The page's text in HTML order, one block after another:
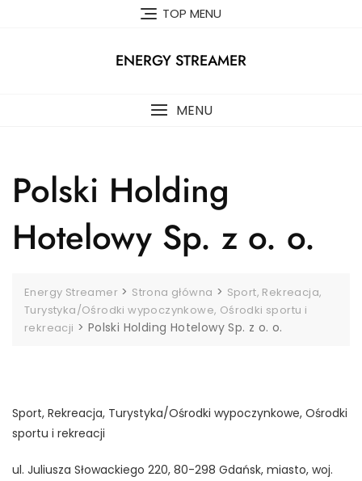
TOP MENU
ENERGY STREAMER
MENU
Polski Holding
Hotelowy Sp. z o. o.
Energy Streamer > Strona główna > Sport, Rekreacja,
Turystyka/Ośrodki wypoczynkowe, Ośrodki sportu i
rekreacji > Polski Holding Hotelowy Sp. z o. o.
Sport, Rekreacja, Turystyka/Ośrodki wypoczynkowe, Ośrodki
sportu i rekreacji
ul. Juliusza Słowackiego 220, 80-298 Gdańsk, miasto, woj.